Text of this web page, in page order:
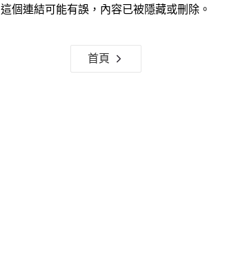
這個連結可能有誤，內容已被隱藏或刪除。
首頁